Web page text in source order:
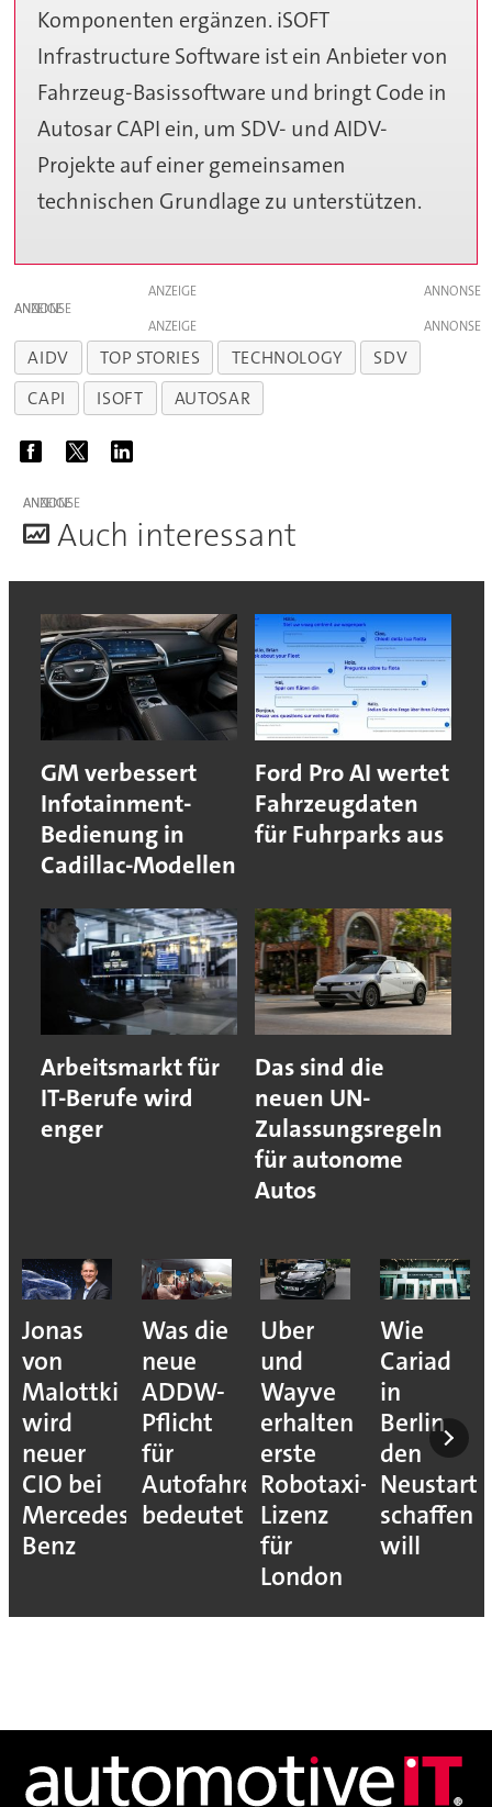
Komponenten ergänzen. iSOFT
Infrastructure Software ist ein Anbieter von
Fahrzeug-Basissoftware und bringt Code in
Autosar CAPI ein, um SDV- und AIDV-
Projekte auf einer gemeinsamen
technischen Grundlage zu unterstützen.
ANZEIGE
ANZEIGE
ANZEIGE
AIDV TOP STORIES TECHNOLOGY
SDV
CAPI
ISOFT AUTOSAR
ANZEIGE
Auch interessant
GM verbessert
Infotainment-
Bedienung in
Cadillac-Modellen
Ford Pro AI wertet
Fahrzeugdaten
für Fuhrparks aus
Arbeitsmarkt für
IT-Berufe wird
enger
Das sind die
neuen UN-
Zulassungsregeln
für autonome
Autos
Jonas
von
Malottki
wird
neuer
CIO bei
Mercedes-
Benz
Was die
neue
ADDW-
Pflicht
für
Autofahrer
bedeutet
Uber
und
Wayve
erhalten
erste
Robotaxi-
Lizenz
für
London
Wie
Cariad
in
Berlin
den
Neustart
schaffen
will